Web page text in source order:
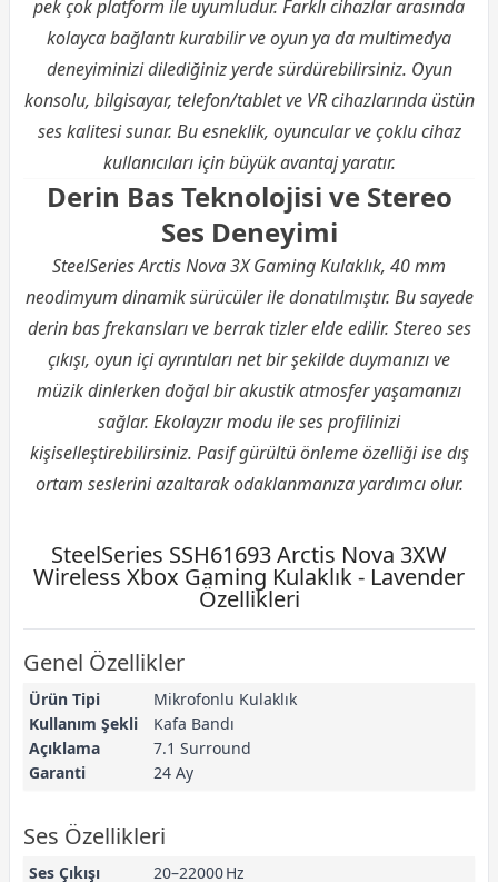
pek çok platform ile uyumludur. Farklı cihazlar arasında
kolayca bağlantı kurabilir ve oyun ya da multimedya
deneyiminizi dilediğiniz yerde sürdürebilirsiniz. Oyun
konsolu, bilgisayar, telefon/tablet ve VR cihazlarında üstün
ses kalitesi sunar. Bu esneklik, oyuncular ve çoklu cihaz
kullanıcıları için büyük avantaj yaratır.
Derin Bas Teknolojisi ve Stereo
Ses Deneyimi
SteelSeries Arctis Nova 3X Gaming Kulaklık, 40 mm
neodimyum dinamik sürücüler ile donatılmıştır. Bu sayede
derin bas frekansları ve berrak tizler elde edilir. Stereo ses
çıkışı, oyun içi ayrıntıları net bir şekilde duymanızı ve
müzik dinlerken doğal bir akustik atmosfer yaşamanızı
sağlar. Ekolayzır modu ile ses profilinizi
kişiselleştirebilirsiniz. Pasif gürültü önleme özelliği ise dış
ortam seslerini azaltarak odaklanmanıza yardımcı olur.
SteelSeries SSH61693 Arctis Nova 3XW
Wireless Xbox Gaming Kulaklık - Lavender
Özellikleri
Genel Özellikler
Ürün Tipi
Mikrofonlu Kulaklık
Kullanım Şekli
Kafa Bandı
Açıklama
7.1 Surround
Garanti
24 Ay
Ses Özellikleri
Ses Çıkışı
20–22000 Hz